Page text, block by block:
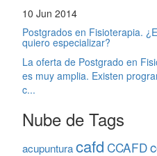
10 Jun 2014
Postgrados en Fisioterapia.
quiero especializar?
La oferta de Postgrado en
es muy amplia. Existen
c...
Nube de Tags
acupuntura cafd CCAFD